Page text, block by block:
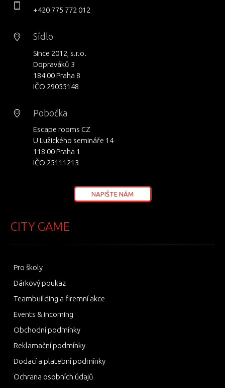
+420 775 772 012
Sídlo
Since 2012, s.r.o.
Dopraváků 3
184 00 Praha 8
IČO 29055148
Pobočka
Escape rooms CZ
U Lužického semináře 14
118 00 Praha 1
IČO 25111213
NAPIŠTE NÁM
CITY GAME
Pro školy
Dárkový poukaz
Teambuilding a firemní akce
Events & incoming
Obchodní podmínky
Reklamační podmínky
Dodací a platební podmínky
Ochrana osobních údajů